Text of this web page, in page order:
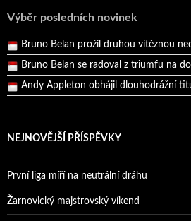
Výběr posledních novinek
Pražský přebor neskrblil překvapeními!
Bruno Belan se radoval z triumfu na
Andy Appleton obhájil dlouhodrážní
Reprezentační dvojice brala český titul!
NEJNOVĚJŠÍ PŘÍSPĚVKY
První liga míří na neutrální dráhu
Žarnovický majstrovský víkend